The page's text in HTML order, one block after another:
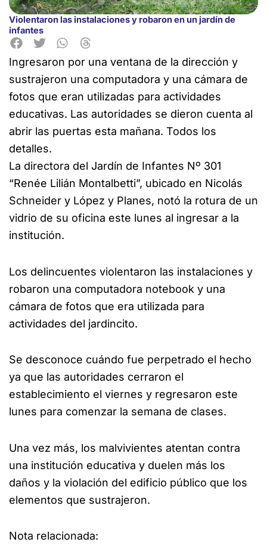
Violentaron las instalaciones y robaron en un jardín de
infantes
Ingresaron por una ventana de la dirección y
sustrajeron una computadora y una cámara de
fotos que eran utilizadas para actividades
educativas. Las autoridades se dieron cuenta al
abrir las puertas esta mañana. Todos los
detalles.
La directora del Jardín de Infantes Nº 301
“Renée Lilián Montalbetti”, ubicado en Nicolás
Schneider y López y Planes, notó la rotura de un
vidrio de su oficina este lunes al ingresar a la
institución.
Los delincuentes violentaron las instalaciones y
robaron una computadora notebook y una
cámara de fotos que era utilizada para
actividades del jardincito.
Se desconoce cuándo fue perpetrado el hecho
ya que las autoridades cerraron el
establecimiento el viernes y regresaron este
lunes para comenzar la semana de clases.
Una vez más, los malvivientes atentan contra
una institución educativa y duelen más los
daños y la violación del edificio público que los
elementos que sustrajeron.
Nota relacionada: